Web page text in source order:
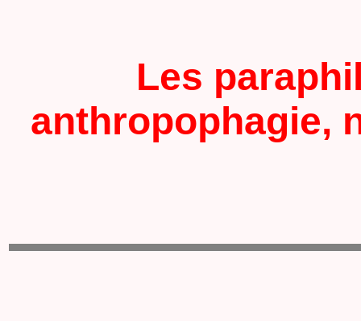
Les
anthropophagie,